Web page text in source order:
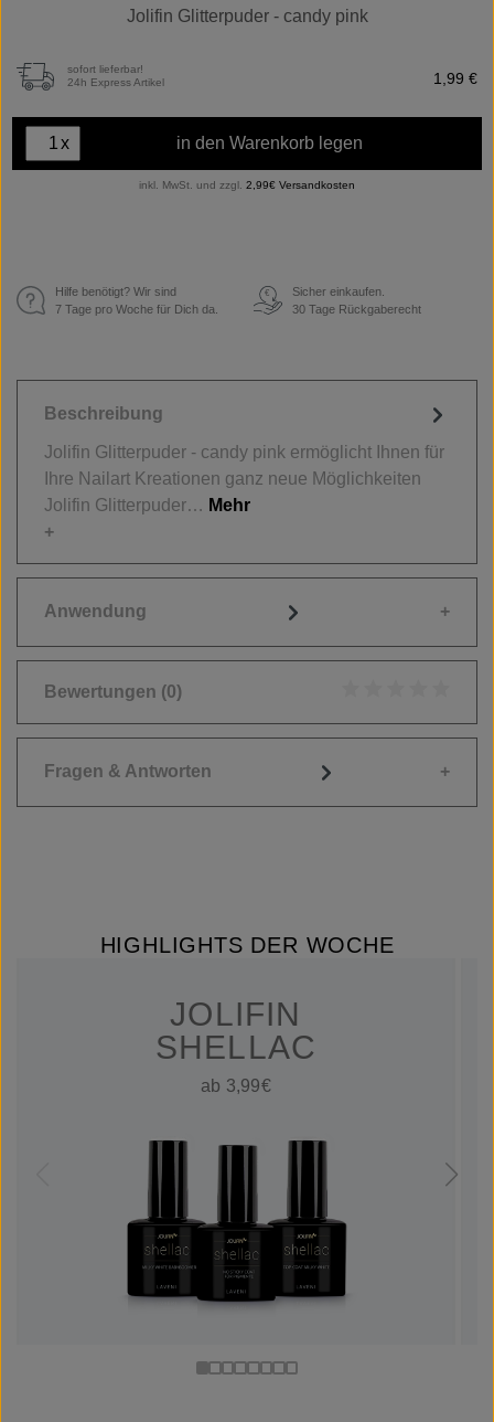
Jolifin Glitterpuder - candy pink
sofort lieferbar!
24h Express Artikel
1,99 €
x in den Warenkorb legen
inkl. MwSt. und zzgl. 2,99€ Versandkosten
Hilfe benötigt? Wir sind
7 Tage pro Woche für Dich da.
€
Sicher einkaufen.
30 Tage Rückgaberecht
Beschreibung
Jolifin Glitterpuder - candy pink ermöglicht Ihnen für
Ihre Nailart Kreationen ganz neue Möglichkeiten
Jolifin Glitterpuder… Mehr
Anwendung
Bewertungen (0)
Fragen & Antworten
HIGHLIGHTS DER WOCHE
JOLIFIN
SHELLAC
ab 3,99€